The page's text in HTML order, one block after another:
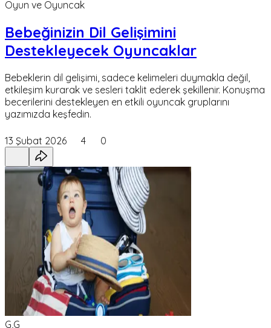
Oyun ve Oyuncak
Bebeğinizin Dil Gelişimini
Destekleyecek Oyuncaklar
Bebeklerin dil gelişimi, sadece kelimeleri duymakla değil,
etkileşim kurarak ve sesleri taklit ederek şekillenir. Konuşma
becerilerini destekleyen en etkili oyuncak gruplarını
yazımızda keşfedin.
13 Şubat 2026 4 0
G,G